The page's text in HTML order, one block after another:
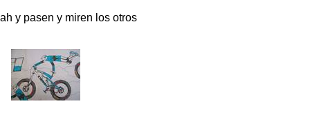
ah y pasen y miren los otros